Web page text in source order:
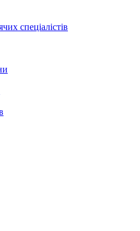
спеціалістів